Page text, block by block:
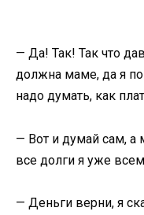
— Да! Так! Так что
должна маме, да я
надо думать, как
— Вот и думай сам, а
все долги я уже
— Деньги верни, я